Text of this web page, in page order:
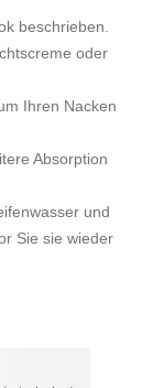
beschrieben.
oder
Ihren Nacken
Absorption
und
Sie sie wieder